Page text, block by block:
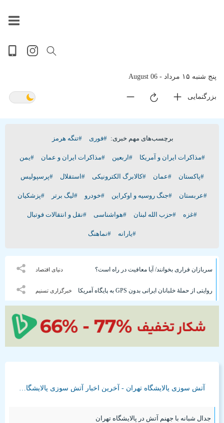
پنج شنبه ۱۵ مرداد - 06 August
بزرگنمایی
برچسب‌های مهم خبری: #فوری #تنگه هرمز
#مذاکرات ایران و آمریکا #اربعین #مذاکرات ایران و عمان #یمن
#پاکستان #عمان #کالابرگ الکترونیکی #استقلال #پرسپولیس
#عربستان #جنگ روسیه و اوکراین #خودرو #لیگ برتر #پزشکیان
#غزه #حزب الله لبنان #هواشناسی #نقل و انتقالات فوتبال
#یارانه #نماهنگ
دنیای اقتصاد سربازان فراری بخوانند/ آیا معافیت در راه است؟
خبرگزاری تسنیم روایتی از حملۀ خلبانان ایرانی بدون GPS به پایگاه آمریکا
آتش سوزی پالایشگاه تهران - آخرین اخبار آتش سوزی پالایشگاه تهران
جدال شبانه با جهنم آتش در پالایشگاه تهران